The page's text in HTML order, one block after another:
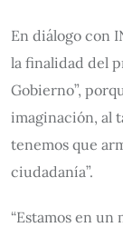
En diálogo con
la finalidad del
Gobierno”,
imaginación, al
tenemos que
ciudadanía”.
“Estamos en